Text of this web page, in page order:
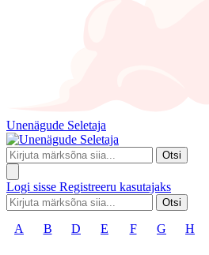
Unenägude Seletaja
Otsi
Logi sisse Registreeru kasutajaks
Otsi
A B D E F G H